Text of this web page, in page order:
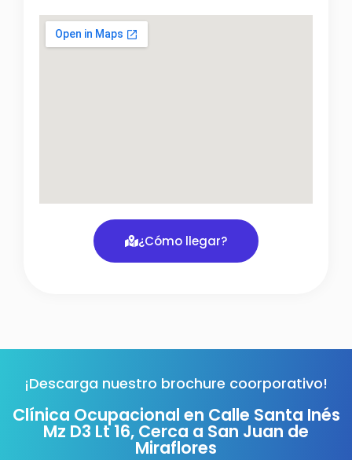
¿Cómo llegar?
¡Descarga nuestro brochure coorporativo!
Clínica Ocupacional en Calle Santa Inés
Mz D3 Lt 16, Cerca a San Juan de
Miraflores